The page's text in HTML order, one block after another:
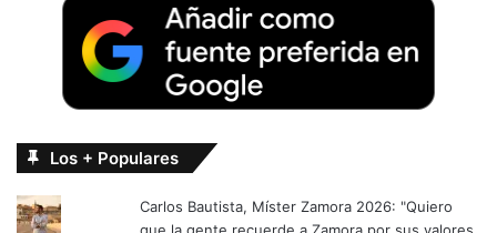
Los + Populares
Carlos Bautista, Míster Zamora 2026: "Quiero
que la gente recuerde a Zamora por sus valores,